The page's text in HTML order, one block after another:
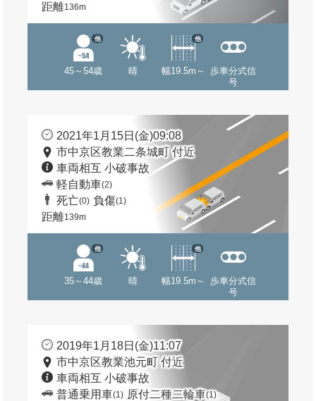
距離136m
45～54歳
他
晴 幅19.5m～
他
歩車分式信
号
2021年1月15日(金)09:08
市中京区教業二条城町 付近
車両相互 小破事故
軽自動車(2)
死亡(0) 負傷(1)
距離139m
35～44歳
他
晴 幅19.5m～
他
歩車分式信
号
2019年1月18日(金)11:07
市中京区教業池元町 付近
車両相互 小破事故
普通乗用車(1) 原付二種二輪車(1)